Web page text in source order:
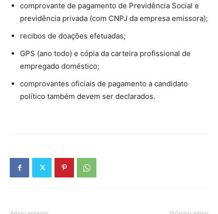
comprovante de pagamento de Previdência Social e
previdência privada (com CNPJ da empresa emissora);
recibos de doações efetuadas;
GPS (ano todo) e cópia da carteira profissional de
empregado doméstico;
comprovantes oficiais de pagamento a candidato
político também devem ser declarados.